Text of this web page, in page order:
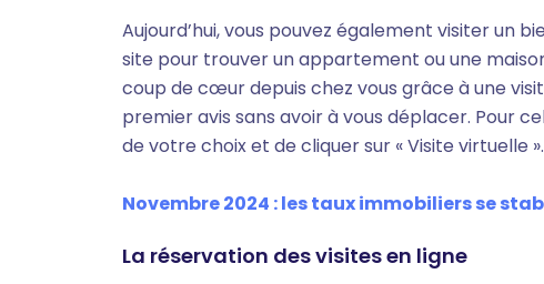
Aujourd’hui, vous pouvez également visiter un
site pour trouver un appartement ou une
coup de cœur depuis chez vous grâce à une
premier avis sans avoir à vous déplacer. Pour
de votre choix et de cliquer sur « Visite virtuelle ».
Novembre 2024 : les taux immobiliers se
La réservation des visites en ligne